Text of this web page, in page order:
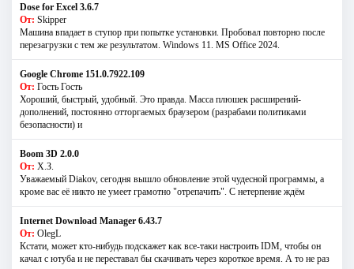
Dose for Excel 3.6.7
От: Skipper
Машина впадает в ступор при попытке установки. Пробовал повторно после
перезагрузки с тем же результатом. Windows 11. MS Offiсe 2024.
Google Chrome 151.0.7922.109
От: Гость Гость
Хороший, быстрый, удобный. Это правда. Масса плюшек расширений-
дополнений, постоянно отторгаемых браузером (разрабами политиками
безопасности) и
Boom 3D 2.0.0
От: Х.З.
Уважаемый Diakov, сегодня вышло обновление этой чудесной программы, а
кроме вас её никто не умеет грамотно "отрепачить". С нетерпение ждём
Internet Download Manager 6.43.7
От: OlegL
Кстати, может кто-нибудь подскажет как все-таки настроить IDM, чтобы он
качал с ютуба и не переставал бы скачивать через короткое время. А то не раз